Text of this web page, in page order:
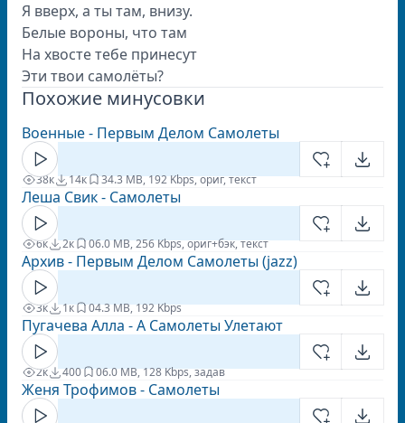
Я вверх, а ты там, внизу.
Белые вороны, что там
На хвосте тебе принесут
Эти твои самолёты?
Похожие минусовки
Военные - Первым Делом Самолеты
38к 14к 34.3 MB, 192 Kbps, ориг, текст
Леша Свик - Самолеты
6к 2к 06.0 MB, 256 Kbps, ориг+бэк, текст
Архив - Первым Делом Самолеты (jazz)
3к 1к 04.3 MB, 192 Kbps
Пугачева Алла - А Самолеты Улетают
2к 400 06.0 MB, 128 Kbps, задав
Женя Трофимов - Самолеты